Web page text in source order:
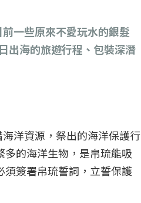
一些原來不愛玩水的銀髮
出海的旅遊行程、包裝深潛
洋資源，祭出的海洋保護行
的海洋生物，是帛琉能吸
簽署帛琉誓詞，立誓保護